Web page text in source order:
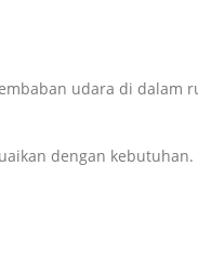
udara di dalam
dengan